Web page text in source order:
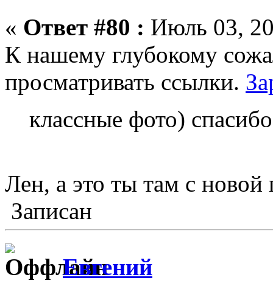
« Ответ #80 : Июль 03,
К нашему глубокому
просматривать ссылки.
классные фото)
Лен, а это ты там с
Записан
Евгений